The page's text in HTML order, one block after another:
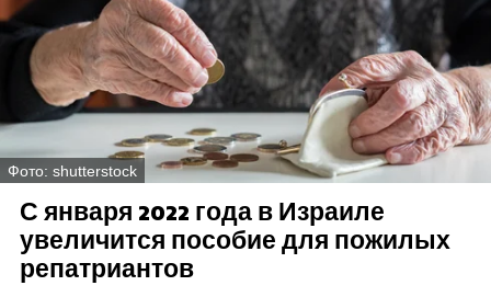
Фото: shutterstock
С января 2022 года в Израиле
увеличится пособие для пожилых
репатриантов